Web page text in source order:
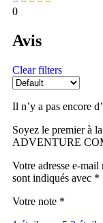
0
Avis
Clear filters
Il n’y a pas encore
Soyez le premier à
ADVENTURE
Votre adresse e-mail
sont indiqués avec *
Votre note *